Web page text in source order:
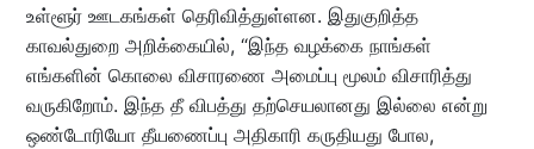
உள்ளூர் ஊடகங்கள் தெரிவித்துள்ளன. இதுகுறித்த
காவல்துறை அறிக்கையில், “இந்த வழக்கை நாங்கள்
எங்களின் கொலை விசாரணை அமைப்பு மூலம் விசாரித்து
வருகிறோம். இந்த தீ விபத்து தற்செயலானது இல்லை என்று
ஒண்டோரியோ தீயணைப்பு அதிகாரி கருதியது போல,